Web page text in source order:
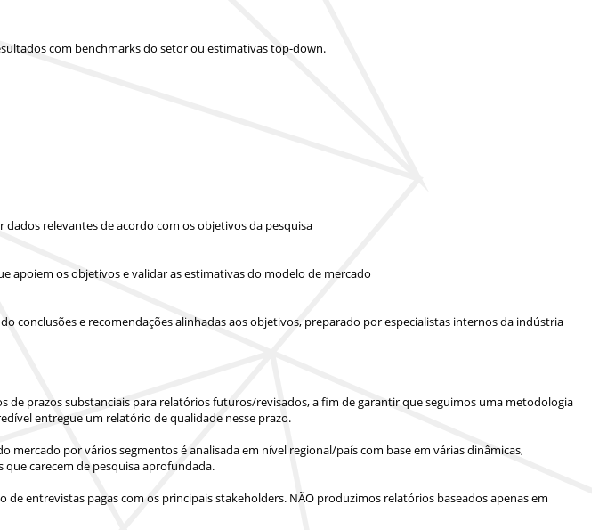
com benchmarks do setor ou estimativas top-down.
relevantes de acordo com os objetivos da pesquisa
apoiem os objetivos e validar as estimativas do modelo de mercado
conclusões e recomendações alinhadas aos objetivos, preparado por especialistas internos da indústria
de prazos substanciais para relatórios futuros/revisados, a fim de garantir que seguimos uma metodologia
entregue um relatório de qualidade nesse prazo.
por vários segmentos é analisada em nível regional/país com base em várias dinâmicas,
que carecem de pesquisa aprofundada.
entrevistas pagas com os principais stakeholders. NÃO produzimos relatórios baseados apenas em